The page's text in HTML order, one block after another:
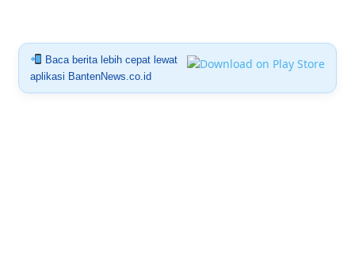
Baca berita lebih cepat lewat
aplikasi BantenNews.co.id